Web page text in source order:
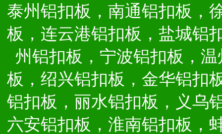
泰州铝扣板，南通铝扣板，
板，连云港铝扣板，盐城铝
州铝扣板，宁波铝扣板，
板，绍兴铝扣板，金华铝扣
铝扣板，丽水铝扣板，义乌
六安铝扣板，淮南铝扣板，